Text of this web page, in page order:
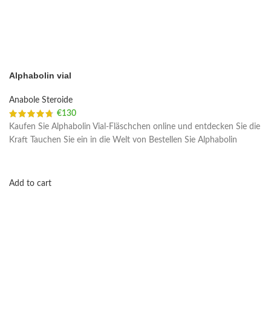
Alphabolin vial
Anabole Steroide
€130
Kaufen Sie Alphabolin Vial-Fläschchen online und entdecken Sie die
Kraft Tauchen Sie ein in die Welt von Bestellen Sie Alphabolin
Add to cart